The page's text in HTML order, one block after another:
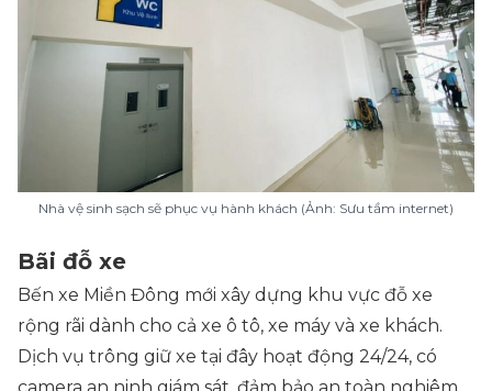
Nhà vệ sinh sạch sẽ phục vụ hành khách (Ảnh: Sưu tầm internet)
Bãi đỗ xe
Bến xe Miền Đông mới xây dựng khu vực đỗ xe
rộng rãi dành cho cả xe ô tô, xe máy và xe khách.
Dịch vụ trông giữ xe tại đây hoạt động 24/24, có